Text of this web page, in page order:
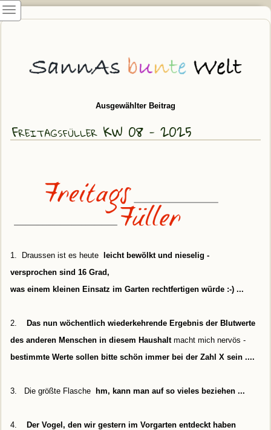
Ausgewählter Beitrag
Freitagsfüller KW 08 - 2025
1. Draussen ist es heute
leicht bewölkt und nieselig -
versprochen sind 16 Grad,
was einem kleinen Einsatz im Garten rechtfertigen würde :-) ...
2.
Das nun wöchentlich wiederkehrende Ergebnis der Blutwerte
des anderen Menschen in diesem Haushaltmacht mich nervös -
bestimmte Werte sollen bitte schön immer bei der Zahl X sein ....
3. Die größte Flasche hm, kann man auf so vieles beziehen ...
4.
Der Vogel, den wir gestern im Vorgarten entdeckt haben